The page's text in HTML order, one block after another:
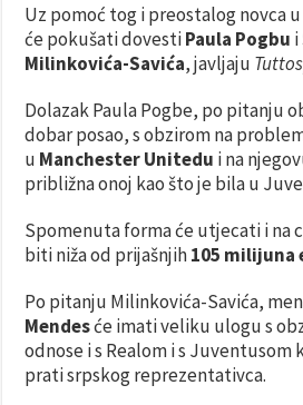
Uz pomoć tog i preostalog novca
će pokušati dovestiPaula Pogbu i
Milinkovića-Savića, javljaju
Dolazak Paula Pogbe, po pitanju
dobar posao, s obzirom na
u Manchester Unitedu i na
približna onoj kao što je bila u
Spomenuta forma će utjecati i na
biti niža od prijašnjih105 milijuna
Po pitanju Milinkovića-Savića,
Mendesće imati veliku ulogu s
odnose i s Realom i s Juventusom
prati srpskog reprezentativca.